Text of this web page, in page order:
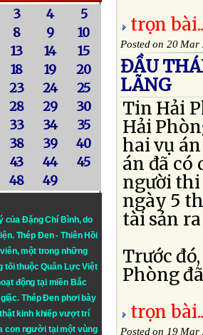
3 4
5
8 9
10
13 14
15
18 19
20
23 24
25
28 29
30
33 34
35
38 39
40
43 44
45
48 49
của Đặng Chí Bình, do
Thép Đen- Thiên Hồi
một trong những
tối thuộc Quân Lực Việt
động tại miền Bắc
Thép Đen phơi bày
kinh khiếp vượt trí
con người tại một vùng
trọn
Posted on 20 Mar
ĐẦU
LÃNG
Tin Hải
Hải
hai vụ
án đã có
người thi
ngày 5
tài sản
Trước
Phòng
trọn
Posted on 19 Mar